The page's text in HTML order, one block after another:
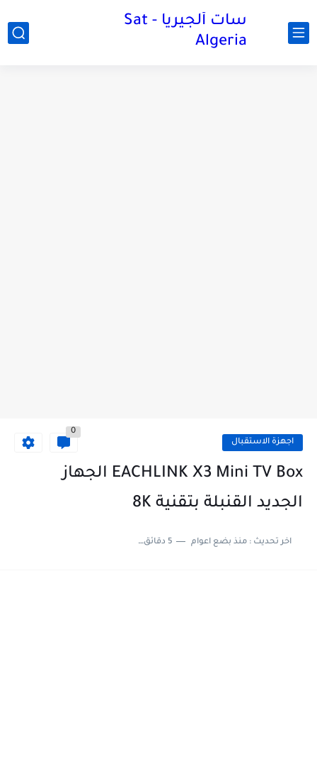
سات ألجيريا - Sat
Algeria
اجهزة الاستقبال
0
EACHLINK X3 Mini TV Box الجهاز
الجديد القنبلة بتقنية 8K
اخر تحديث :منذ بضع اعوام 5 دقائق للقراءة